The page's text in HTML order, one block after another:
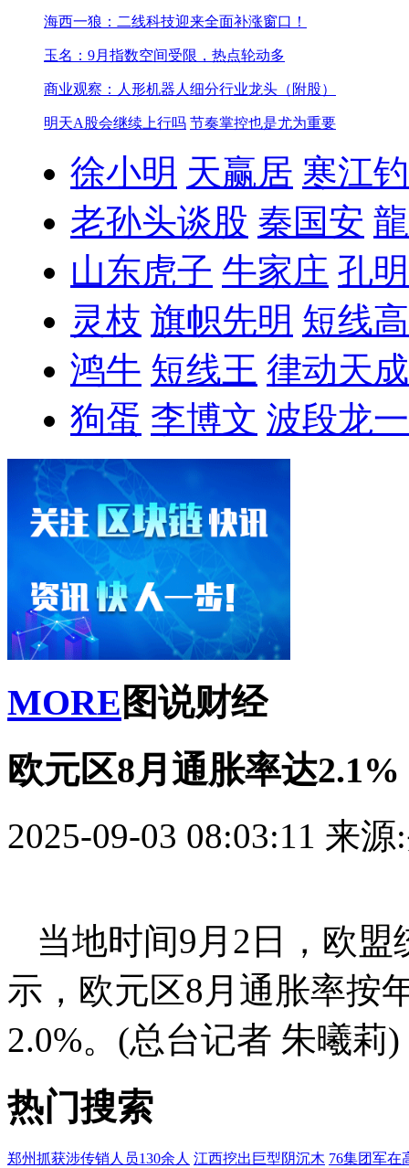
海西一狼：二线科技迎来全面补涨窗口！
玉名：9月指数空间受限，热点轮动多
商业观察：人形机器人细分行业龙头（附股）
明天A股会继续上行吗 节奏掌控也是尤为重要
徐小明 天赢居 寒江
老孙头谈股 秦国安
山东虎子 牛家庄 孔
灵枝 旗帜先明 短线
鸿牛 短线王 律动天成
狗蛋 李博文 波段龙一
MORE 图说财经
欧元区8月通胀率达2.1%
2025-09-03 08:03:11 来源
当地时间9月2日，欧
示，欧元区8月通胀率按
2.0%。(总台记者 朱曦莉)
热门搜索
郑州抓获涉传销人员130余人 江西挖出巨型阴沉木 76集团军在